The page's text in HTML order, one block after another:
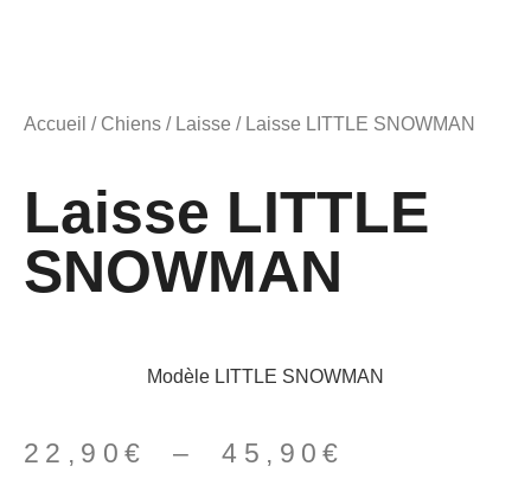
Accueil / Chiens / Laisse / Laisse LITTLE SNOWMAN
Laisse LITTLE
SNOWMAN
Modèle LITTLE SNOWMAN
22,90 € – 45,90€